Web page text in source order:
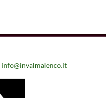
info@invalmalenco.it